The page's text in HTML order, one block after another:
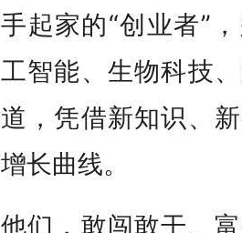
手起家的“创业者”
工智能、生物科技
道，凭借新知识、
增长曲线。
他们，敢闯敢干、